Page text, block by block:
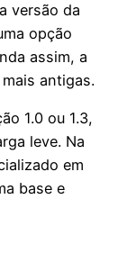
versão da
opção
assim, a
antigas.
1.0 ou 1.3,
leve. Na
em
base e